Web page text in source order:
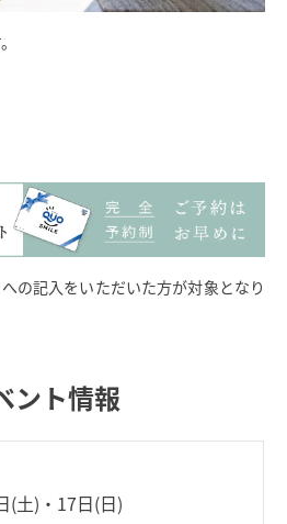
の記入をいただいた方が対象となり
ント情報
(土)・17日(日)